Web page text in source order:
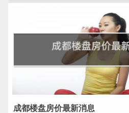
成都楼盘房价最新消息